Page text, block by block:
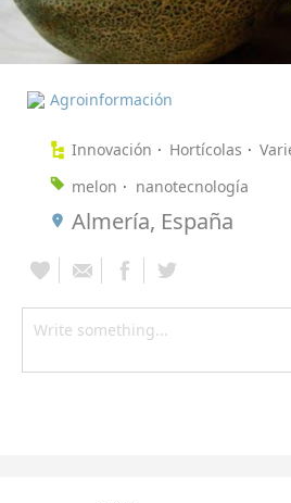
Agroinformación
Innovación Hortícolas
melon
nanotecnología
Almería, España